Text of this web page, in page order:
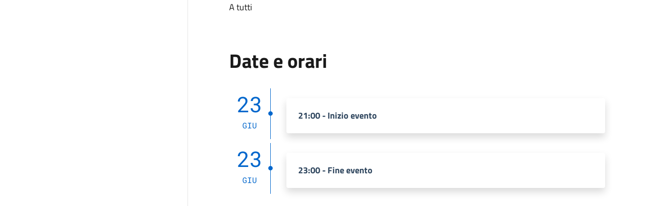
A tutti
Date e orari
23
GIU
21:00 - Inizio evento
23
GIU
23:00 - Fine evento